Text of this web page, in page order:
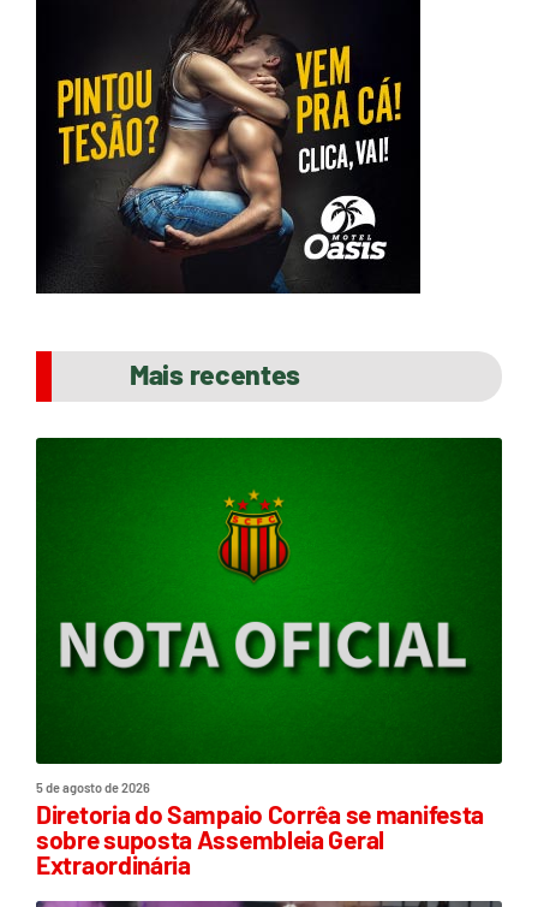
Mais recentes
5 de agosto de 2026
Diretoria do Sampaio Corrêa se manifesta
sobre suposta Assembleia Geral
Extraordinária